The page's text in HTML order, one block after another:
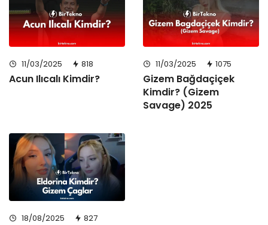
11/03/2025 818
Acun Ilıcalı Kimdir?
11/03/2025 1075
Gizem Bağdaçiçek
Kimdir? (Gizem
Savage) 2025
18/08/2025 827